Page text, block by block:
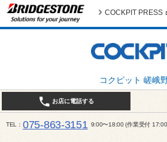
コクピット 嵯峨
COCKPIT PRESS
お店に電話する
TEL 075-863-3151 9:00〜18:00 (作業受付